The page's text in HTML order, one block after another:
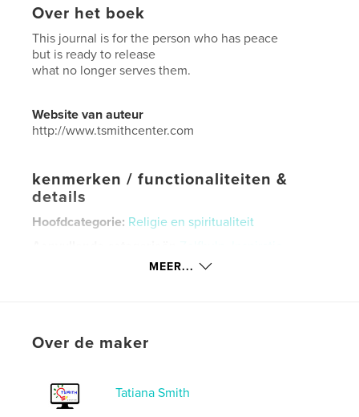
Over het boek
This journal is for the person who has peace
but is ready to release
what no longer serves them.
Website van auteur
http://www.tsmithcenter.com
kenmerken / functionaliteiten &
details
Hoofdcategorie: Religie en spiritualiteit
13×20 cm
Datum publiceren:mar 25, 2026
MEER...
Over de maker
Tatiana Smith